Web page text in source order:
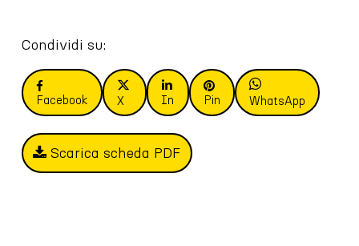
Condividi su:
Facebook X In Pin WhatsApp
Scarica scheda PDF